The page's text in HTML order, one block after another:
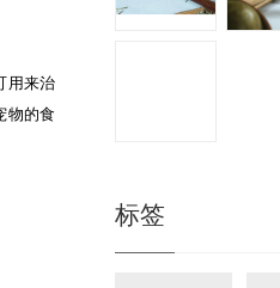
用来治
物的食
标签